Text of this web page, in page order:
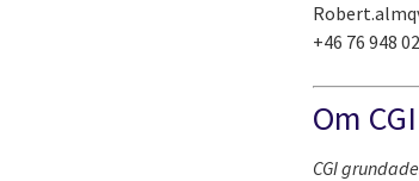
+46 76 948
Om CGI
CGI